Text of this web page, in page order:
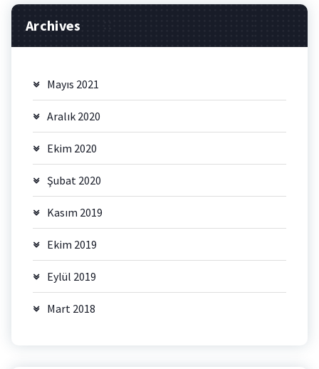
Archives
Mayıs 2021
Aralık 2020
Ekim 2020
Şubat 2020
Kasım 2019
Ekim 2019
Eylül 2019
Mart 2018